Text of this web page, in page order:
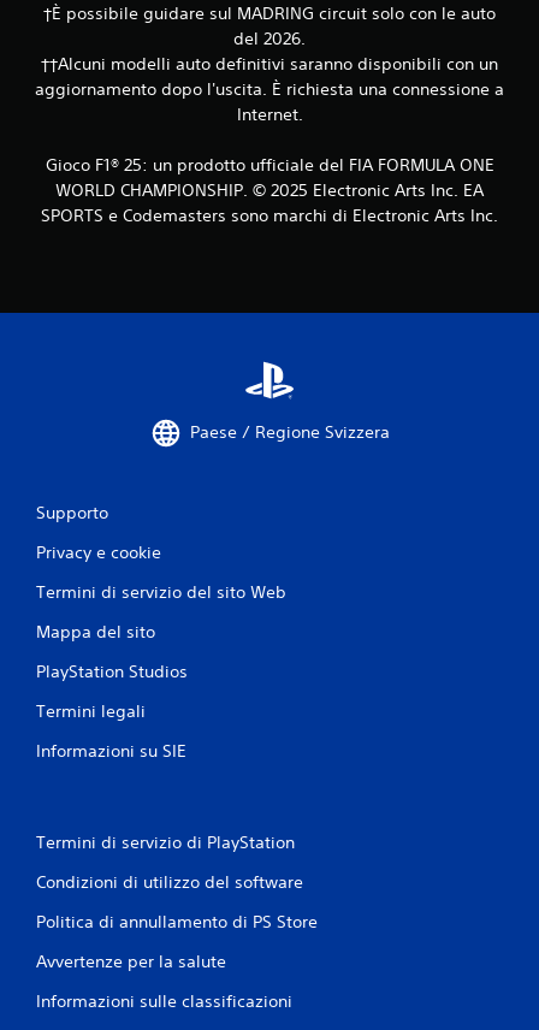
e
e
n
c
o
n
l
e
t
o
u
o
i
g
i
r
e
s
e
z
d
†È possibile guidare sul MADRING circuit solo con le auto
del 2026.
††Alcuni modelli auto definitivi saranno disponibili con un
aggiornamento dopo l'uscita. È richiesta una connessione a
Internet.
Gioco F1® 25: un prodotto ufficiale del FIA FORMULA ONE
WORLD CHAMPIONSHIP. © 2025 Electronic Arts Inc. EA
SPORTS e Codemasters sono marchi di Electronic Arts Inc.
Paese / Regione Svizzera
Supporto
Privacy e cookie
Termini di servizio del sito Web
Mappa del sito
PlayStation Studios
Termini legali
Informazioni su SIE
Termini di servizio di PlayStation
Condizioni di utilizzo del software
Politica di annullamento di PS Store
Avvertenze per la salute
Informazioni sulle classificazioni